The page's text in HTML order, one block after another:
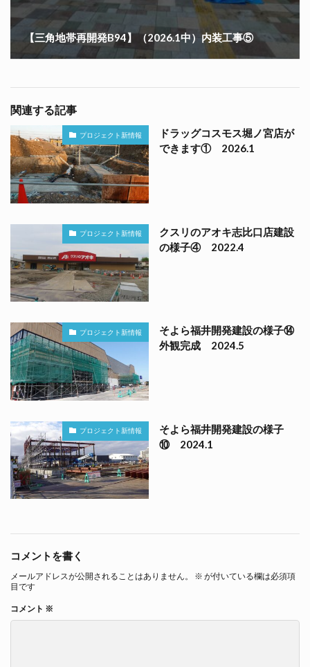
【三角地帯再開発B94】（2026.1中）内装工事⑤
関連する記事
プロジェクト新情報
ドラッグコスモス堀ノ宮店が
できます① 2026.1
プロジェクト新情報
クスリのアオキ志比口店建設
の様子④ 2022.4
プロジェクト新情報
そよら福井開発建設の様子⑭
外観完成 2024.5
プロジェクト新情報
そよら福井開発建設の様子
⑩ 2024.1
コメントを書く
メールアドレスが公開されることはありません。 ※ が付いている欄は必須項
目です
コメント ※